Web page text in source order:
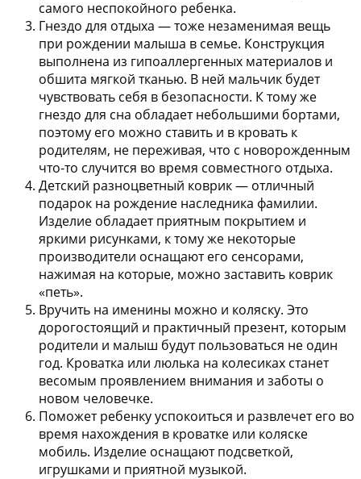
самого неспокойного ребенка.
Гнездо для отдыха — тоже незаменимая вещь
при рождении малыша в семье. Конструкция
выполнена из гипоаллергенных материалов и
обшита мягкой тканью. В ней мальчик будет
чувствовать себя в безопасности. К тому же
гнездо для сна обладает небольшими бортами,
поэтому его можно ставить и в кровать к
родителям, не переживая, что с новорожденным
что-то случится во время совместного отдыха.
Детский разноцветный коврик— отличный
подарок на рождение наследника фамилии.
Изделие обладает приятным покрытием и
яркими рисунками, к тому же некоторые
производители оснащают его сенсорами,
нажимая на которые, можно заставить коврик
«петь».
Вручить на именины можно и коляску. Это
дорогостоящий и практичный презент, которым
родители и малыш будут пользоваться не один
год. Кроватка или люлька на колесиках станет
весомым проявлением внимания и заботы о
новом человечке.
Поможет ребенку успокоиться и развлечет его во
время нахождения в кроватке или коляске
мобиль. Изделие оснащают подсветкой,
игрушками и приятной музыкой.